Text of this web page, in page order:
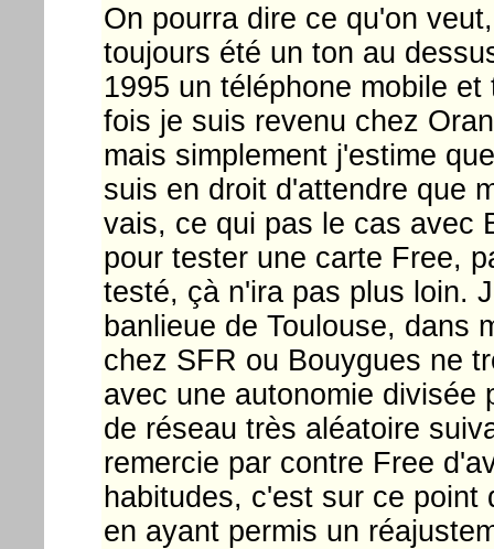
On pourra dire ce qu'on
toujours été un ton au
1995 un téléphone mobile
fois je suis revenu chez
mais simplement j'estime
suis en droit d'attendre que
vais, ce qui pas le cas avec
pour tester une carte Free,
testé, çà n'ira pas plus loin.
banlieue de Toulouse, dans
chez SFR ou Bouygues ne
avec une autonomie divisée
de réseau très aléatoire
remercie par contre Free
habitudes, c'est sur ce
en ayant permis un